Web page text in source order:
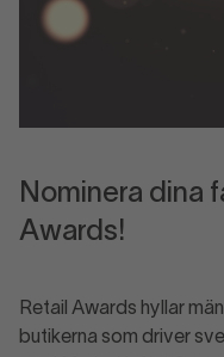
Nominera dina
Awards!
Retail Awards hyllar
butikerna som driver